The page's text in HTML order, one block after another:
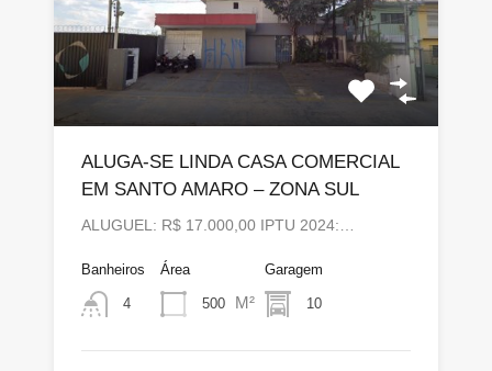
ALUGA-SE LINDA CASA COMERCIAL
EM SANTO AMARO – ZONA SUL
ALUGUEL: R$ 17.000,00 IPTU 2024:…
Banheiros
4
Área
500 M²
Garagem
10